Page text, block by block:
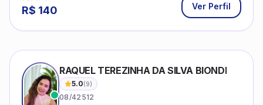
R$ 140 Ver Perfil
RAQUEL TEREZINHA DA SILVA BIONDI
5.0(9)
08/42512